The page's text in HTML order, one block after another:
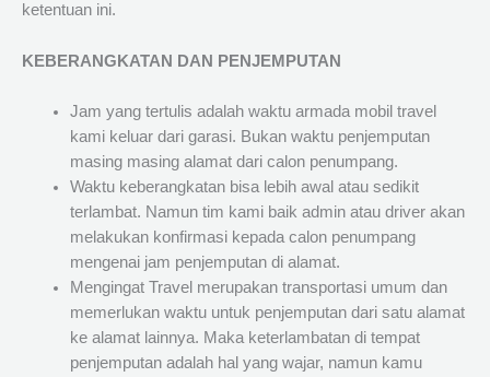
ketentuan ini.
KEBERANGKATAN DAN PENJEMPUTAN
Jam yang tertulis adalah waktu armada mobil travel
kami keluar dari garasi. Bukan waktu penjemputan
masing masing alamat dari calon penumpang.
Waktu keberangkatan bisa lebih awal atau sedikit
terlambat. Namun tim kami baik admin atau driver akan
melakukan konfirmasi kepada calon penumpang
mengenai jam penjemputan di alamat.
Mengingat Travel merupakan transportasi umum dan
memerlukan waktu untuk penjemputan dari satu alamat
ke alamat lainnya. Maka keterlambatan di tempat
penjemputan adalah hal yang wajar, namun kamu